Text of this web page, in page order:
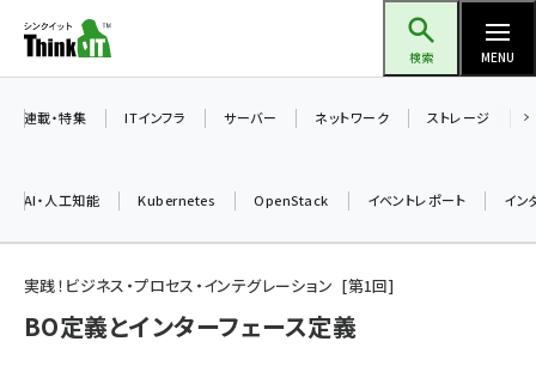
ン
ツ
検索 MENU
加藤銘のチーム貢献～仲間と築いた勝利の絆～ (2314)
連載・特集 ITインフラ サーバー ネットワーク ストレージ
AI・人工知能 Kubernetes OpenStack イベントレポート イン
実践！ビジネス・プロセス・インテグレーション 第1回
BO定義とインターフェース定義